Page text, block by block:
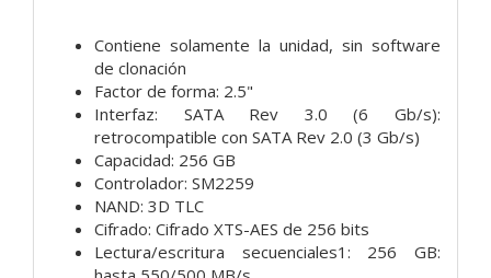
Contiene solamente la unidad, sin software
de clonación
Factor de forma: 2.5"
Interfaz: SATA Rev 3.0 (6 Gb/s):
retrocompatible con SATA Rev 2.0 (3 Gb/s)
Capacidad: 256 GB
Controlador: SM2259
NAND: 3D TLC
Cifrado: Cifrado XTS-AES de 256 bits
Lectura/escritura secuenciales1: 256 GB: